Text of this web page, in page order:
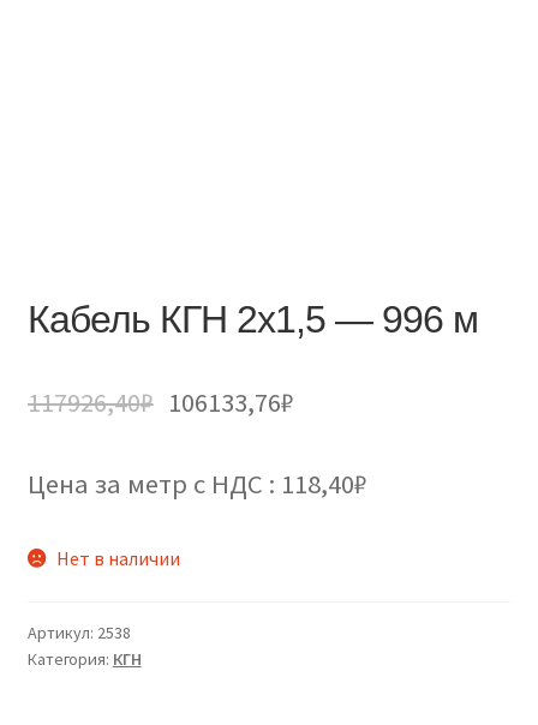
Кабель КГН 2х1,5 — 996 м
117926,40₽ 106133,76₽
Цена за метр с НДС : 118,40₽
Нет в наличии
Артикул: 2538
Категория: КГН